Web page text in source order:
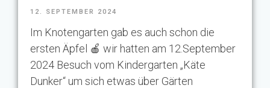
12. SEPTEMBER 2024
Im Knotengarten gab es auch schon die
ersten Äpfel 🍎 wir hatten am 12.September
2024 Besuch vom Kindergarten „Käte
Dunker“ um sich etwas über Gärten